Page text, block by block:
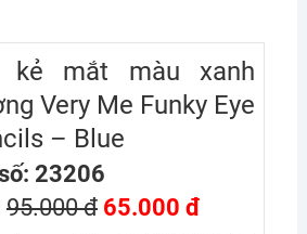
kẻ mắt màu xanh
Very Me Funky Eye
– Blue
23206
95.000 đ65.000 đ